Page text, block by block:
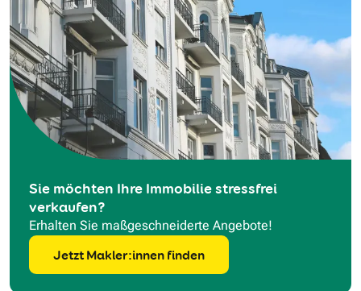
Sie möchten Ihre Immobilie stressfrei
verkaufen?
Erhalten Sie maßgeschneiderte Angebote!
Jetzt Makler:innen finden